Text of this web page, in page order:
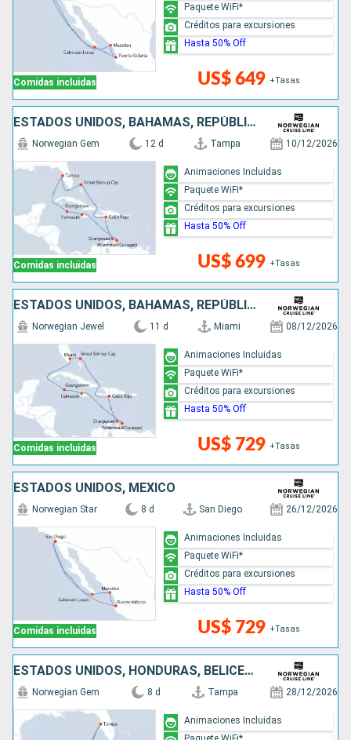
Comidas incluidas US$ 649 +Tasas
Paquete WiFi*
Créditos para excursiones
Hasta 50% Off
ESTADOS UNIDOS, BAHAMAS, REPÚBLICA DOMINICANA, ARUBA, JAMAICA, ISLAS CAIMÁN
Comidas incluidas
Norwegian Gem 12 d Tampa 10/12/2026
US$ 699 +Tasas
Animaciones Incluidas
Paquete WiFi*
Créditos para excursiones
Hasta 50% Off
ESTADOS UNIDOS, BAHAMAS, REPÚBLICA DOMINICANA, ARUBA, JAMAICA, ISLAS CAIMÁN
Comidas incluidas
Norwegian Jewel 11 d Miami 08/12/2026
US$ 729 +Tasas
Animaciones Incluidas
Paquete WiFi*
Créditos para excursiones
Hasta 50% Off
ESTADOS UNIDOS, MÉXICO
Comidas incluidas
Norwegian Star 8 d San Diego 26/12/2026
US$ 729 +Tasas
Animaciones Incluidas
Paquete WiFi*
Créditos para excursiones
Hasta 50% Off
ESTADOS UNIDOS, HONDURAS, BELICE, MÉXICO
Norwegian Gem 8 d Tampa 28/12/2026
Animaciones Incluidas